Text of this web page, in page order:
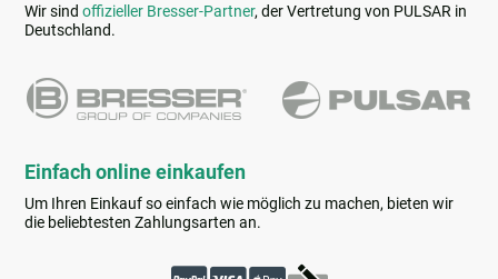
Wir sindoffizieller Bresser-Partner, der Vertretung von PULSAR in
Deutschland.
Einfach online einkaufen
Um Ihren Einkauf so einfach wie möglich zu machen, bieten wir
die beliebtesten Zahlungsarten an.